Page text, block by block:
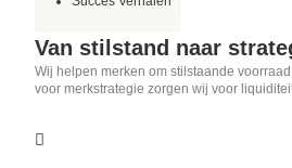
Van stilstand naar
Wij helpen merken om stilstaande
voor merkstrategie zorgen wij voor